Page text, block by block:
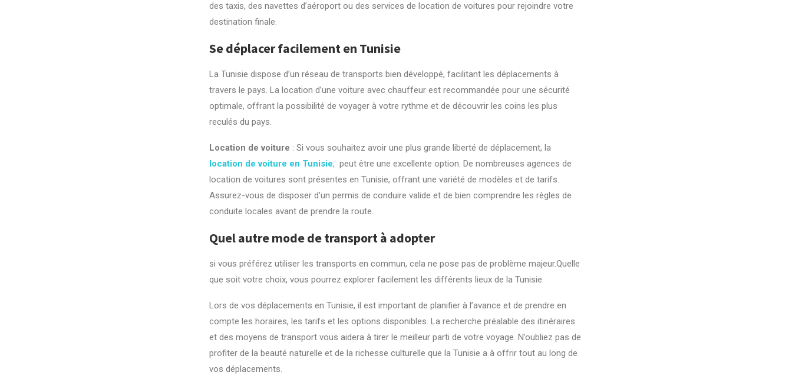
des taxis, des navettes d’aéroport ou des services de location de voitures pour rejoindre votre
destination finale.
Se déplacer facilement en Tunisie
La Tunisie dispose d’un réseau de transports bien développé, facilitant les déplacements à
travers le pays. La location d’une voiture avec chauffeur est recommandée pour une sécurité
optimale, offrant la possibilité de voyager à votre rythme et de découvrir les coins les plus
reculés du pays.
Location de voiture : Si vous souhaitez avoir une plus grande liberté de déplacement, la
location de voiture en Tunisie, peut être une excellente option. De nombreuses agences de
location de voitures sont présentes en Tunisie, offrant une variété de modèles et de tarifs.
Assurez-vous de disposer d’un permis de conduire valide et de bien comprendre les règles de
conduite locales avant de prendre la route.
Quel autre mode de transport à adopter
si vous préférez utiliser les transports en commun, cela ne pose pas de problème majeur.Quelle
que soit votre choix, vous pourrez explorer facilement les différents lieux de la Tunisie.
Lors de vos déplacements en Tunisie, il est important de planifier à l’avance et de prendre en
compte les horaires, les tarifs et les options disponibles. La recherche préalable des itinéraires
et des moyens de transport vous aidera à tirer le meilleur parti de votre voyage. N’oubliez pas de
profiter de la beauté naturelle et de la richesse culturelle que la Tunisie a à offrir tout au long de
vos déplacements.